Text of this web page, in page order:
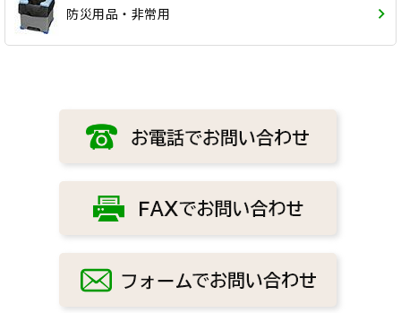
防災用品・非常用